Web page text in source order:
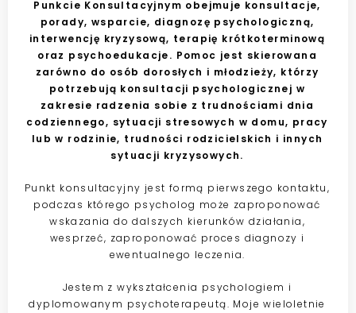
Punkcie Konsultacyjnym obejmuje konsultacje,
porady, wsparcie, diagnozę psychologiczną,
interwencję kryzysową, terapię krótkoterminową
oraz psychoedukacje. Pomoc jest skierowana
zarówno do osób dorosłych i młodzieży, którzy
potrzebują konsultacji psychologicznej w
zakresie radzenia sobie z trudnościami dnia
codziennego, sytuacji stresowych w domu, pracy
lub w rodzinie, trudności rodzicielskich i innych
sytuacji kryzysowych.
Punkt konsultacyjny jest formą pierwszego kontaktu,
podczas którego psycholog może zaproponować
wskazania do dalszych kierunków działania,
wesprzeć, zaproponować proces diagnozy i
ewentualnego leczenia.
Jestem z wykształcenia psychologiem i
dyplomowanym psychoterapeutą. Moje wieloletnie